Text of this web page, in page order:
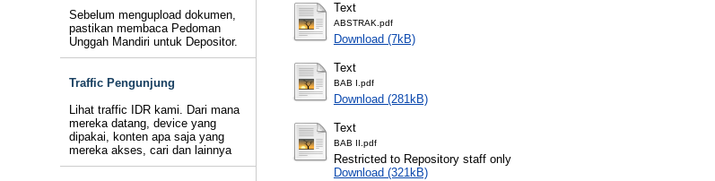
Sebelum mengupload dokumen,
pastikan membaca Pedoman
Unggah Mandiri untuk Depositor.
Traffic Pengunjung
Lihat traffic IDR kami. Dari mana
mereka datang, device yang
dipakai, konten apa saja yang
mereka akses, cari dan lainnya
Text
ABSTRAK.pdf
Download (7kB)
Text
BAB I.pdf
Download (281kB)
Text
BAB II.pdf
Restricted to Repository staff only
Download (321kB)